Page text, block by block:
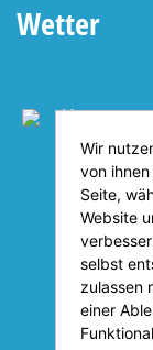
Wetter
Heute
18°C
23°C
Wir
von
Seite,
Website
selbst
zulassen
einer